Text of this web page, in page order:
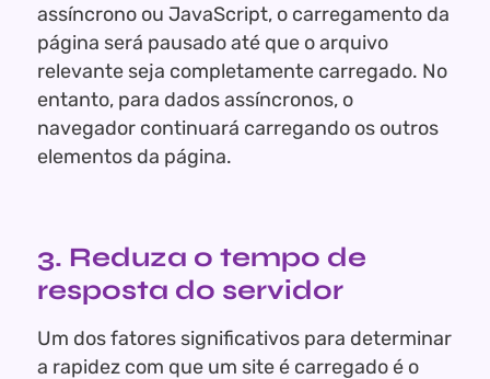
assíncrono ou JavaScript, o carregamento da
página será pausado até que o arquivo
relevante seja completamente carregado. No
entanto, para dados assíncronos, o
navegador continuará carregando os outros
elementos da página.
3. Reduza o tempo de
resposta do servidor
Um dos fatores significativos para determinar
a rapidez com que um site é carregado é o